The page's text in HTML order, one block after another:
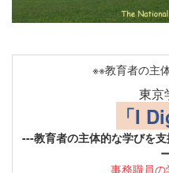
※※教育者の主
東京
「I
---教育者の主体的な学びを
事務職員の